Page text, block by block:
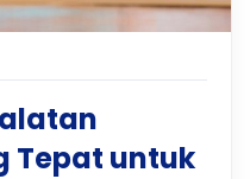
Tepat untuk